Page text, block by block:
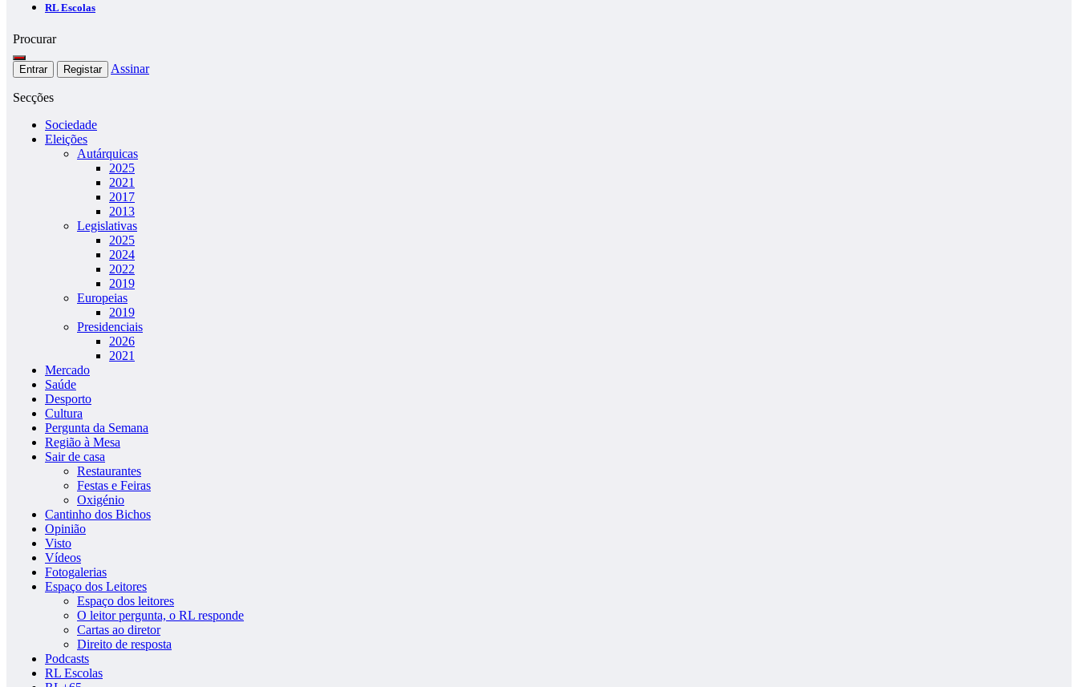
RL Escolas
Procurar
Entrar Registar Assinar
Secções
Sociedade
Eleições
Autárquicas
2025
2021
2017
2013
Legislativas
2025
2024
2022
2019
Europeias
2019
Presidenciais
2026
2021
Mercado
Saúde
Desporto
Cultura
Pergunta da Semana
Região à Mesa
Sair de casa
Restaurantes
Festas e Feiras
Oxigénio
Cantinho dos Bichos
Opinião
Visto
Vídeos
Fotogalerias
Espaço dos Leitores
Espaço dos leitores
O leitor pergunta, o RL responde
Cartas ao diretor
Direito de resposta
Podcasts
RL Escolas